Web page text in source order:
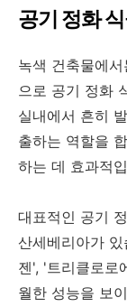
공기 정화
녹색 건축물에
으로 공기 정화
실내에서 흔히
출하는 역할을
하는 데 효과적
대표적인 공기
산세베리아가
젠', '트리클로로
월한 성능을 보